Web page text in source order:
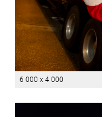
6 000 x 4 000